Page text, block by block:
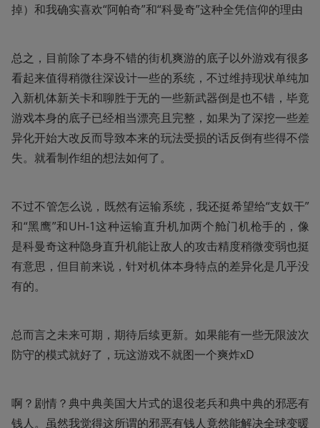
掉）和我确实喜欢“阿帕奇”和“科曼奇”这种全凭信仰的理由
总之，目前除了本身不错的街机爽游的底子以外游戏有很多
看起来值得稍微往深设计一些的系统，不过维持现状单纯加
入新机体新关卡和聊胜于无的一些新武器倒是也不错，毕竟
游戏本身的底子已经相当漂亮且完整，如果为了深挖一些差
异化开始大改反而导致本来的玩法受损的话反倒有些得不偿
失。就看制作组的想法如何了。
不过不管怎么说，既然有运输系统，我还挺希望给“支奴干”
和“黑鹰”和UH-1这种运输直升机加两个舱门机枪手的，像
是科曼奇这种隐身直升机能让敌人的攻击精度稍微变弱也挺
有意思，但目前来说，针对机体本身特点的差异化是几乎没
有的。
总而言之未来可期，期待后续更新。如果能有一些无限波次
防守的模式就好了，玩这游戏不就图一个爽炸xD
啊？剧情？典中典美国大片式的退役老兵和典中典的邪恶有
钱人。虽然我觉得这所谓的邪恶有钱人竟然能解决全球变暖